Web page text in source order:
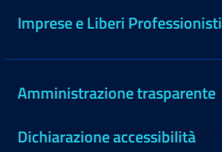
Imprese e Liberi Professionisti
Amministrazione trasparente
Dichiarazione accessibilità